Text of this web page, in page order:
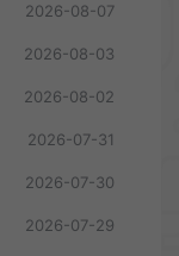
2026-08-07
2026-08-03
2026-08-02
2026-07-31
2026-07-30
2026-07-29